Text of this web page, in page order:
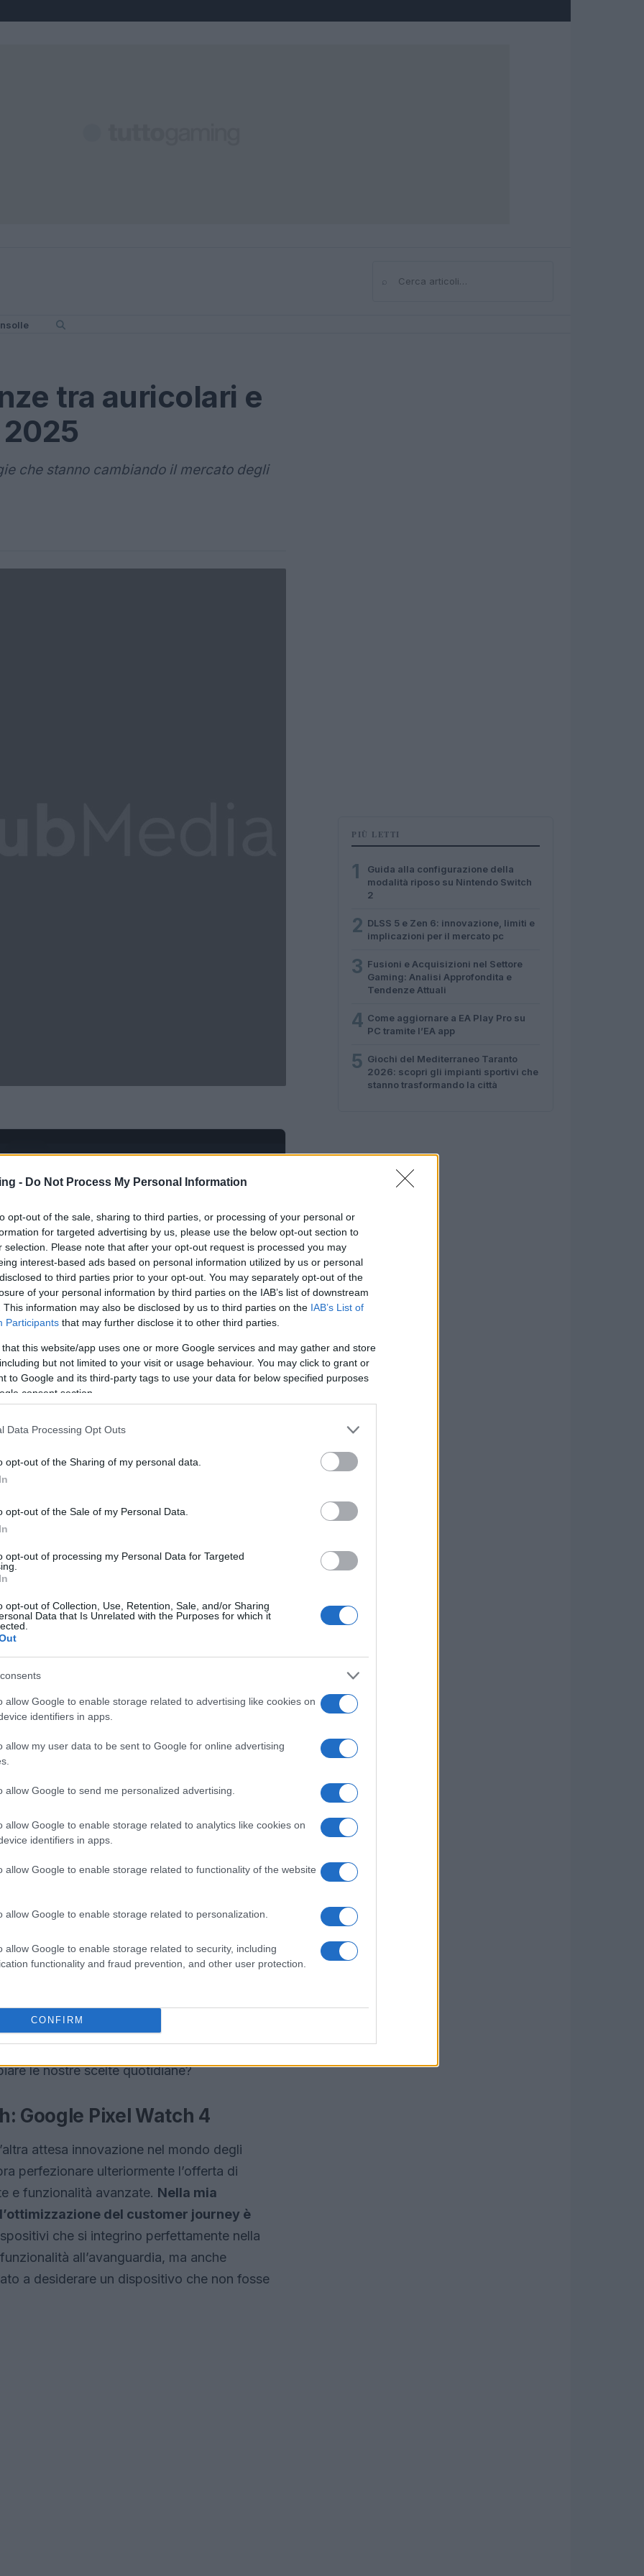
- Do Not Process My Personal Information
opt-out of the sale, sharing to third parties, or processing of your personal or
for targeted advertising by us, please use the below opt-out section to
selection. Please note that after your opt-out request is processed you may
interest-based ads based on personal information utilized by us or personal
to third parties prior to your opt-out. You may separately opt-out of the
of your personal information by third parties on the IAB’s list of downstream
This information may also be disclosed by us to third parties on the IAB’s List of
Participants that may further disclose it to other third parties.
that this website/app uses one or more Google services and may gather and store
but not limited to your visit or usage behaviour. You may click to grant or
to Google and its third-party tags to use your data for below specified purposes
consent section.
Data Processing Opt Outs
opt-out of the Sharing of my personal data.
opt-out of the Sale of my Personal Data.
opt-out of processing my Personal Data for Targeted
opt-out of Collection, Use, Retention, Sale, and/or Sharing
Data that Is Unrelated with the Purposes for which it
allow Google to enable storage related to advertising like cookies on
identifiers in apps.
allow my user data to be sent to Google for online advertising
allow Google to send me personalized advertising.
allow Google to enable storage related to analytics like cookies on
identifiers in apps.
allow Google to enable storage related to functionality of the website
allow Google to enable storage related to personalization.
allow Google to enable storage related to security, including
functionality and fraud prevention, and other user protection.
CONFIRM
Cerca
tra auricolari e
che stanno cambiando il mercato degli
e degli smartwatch ha conosciuto una vera
modelli e tecnologie, l’esperienza
Hai mai pensato a quanto sia diventato
Pro 3 di Apple e il Google Pixel Watch
innovazioni nel settore, analizzando
attraverso un approccio data-driven.
AirPods Pro 3 e Galaxy
come un’evoluzione significativa rispetto
non ha ancora svelato ufficialmente i
in termini di qualità audio,
batteria.I dati ci raccontano una storia
alla ricerca di auricolari che offrano
stabile. Ti sei mai chiesto quanto sia
ascolti musica o podcast?
si propongono come un forte
rinnovato e driver doppi migliorati, questi
degli audiofili. I primi feedback indicano un
segnalando un forte interesse da parte
spinge i marchi a investire in ricerca e
e ricco di opzioni. Non è emozionante
le nostre scelte quotidiane?
Google Pixel Watch 4
attesa innovazione nel mondo degli
perfezionare ulteriormente l’offerta di
e funzionalità avanzate. Nella mia
del customer journey è
che si integrino perfettamente nella
all’avanguardia, ma anche
a desiderare un dispositivo che non fosse
PIÙ LETTI
1
Guida alla configurazione della
modalità riposo su Nintendo Switch
2
2 DLSS 5 e Zen 6: innovazione, limiti e
implicazioni per il mercato pc
3 Fusioni e Acquisizioni nel Settore
Gaming: Analisi Approfondita e
Tendenze Attuali
4 Come aggiornare a EA Play Pro su
PC tramite l’EA app
5 Giochi del Mediterraneo Taranto
2026: scopri gli impianti sportivi che
stanno trasformando la città